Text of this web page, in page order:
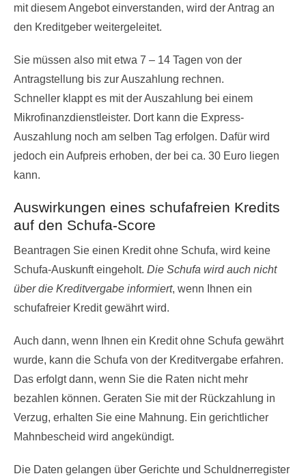
mit diesem Angebot einverstanden, wird der Antrag an
den Kreditgeber weitergeleitet.
Sie müssen also mit etwa 7 – 14 Tagen von der
Antragstellung bis zur Auszahlung rechnen.
Schneller klappt es mit der Auszahlung bei einem
Mikrofinanzdienstleister. Dort kann die Express-
Auszahlung noch am selben Tag erfolgen. Dafür wird
jedoch ein Aufpreis erhoben, der bei ca. 30 Euro liegen
kann.
Auswirkungen eines schufafreien Kredits
auf den Schufa-Score
Beantragen Sie einen Kredit ohne Schufa, wird keine
Schufa-Auskunft eingeholt. Die Schufa wird auch nicht
über die Kreditvergabe informiert, wenn Ihnen ein
schufafreier Kredit gewährt wird.
Auch dann, wenn Ihnen ein Kredit ohne Schufa gewährt
wurde, kann die Schufa von der Kreditvergabe erfahren.
Das erfolgt dann, wenn Sie die Raten nicht mehr
bezahlen können. Geraten Sie mit der Rückzahlung in
Verzug, erhalten Sie eine Mahnung. Ein gerichtlicher
Mahnbescheid wird angekündigt.
Die Daten gelangen über Gerichte und Schuldnerregister